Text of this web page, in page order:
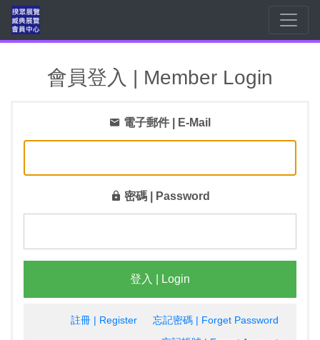
會員登入 | Member Login
電子郵件 | E-Mail
密碼 | Password
登入 | Login
註冊 | Register
忘記密碼 | Forget Password